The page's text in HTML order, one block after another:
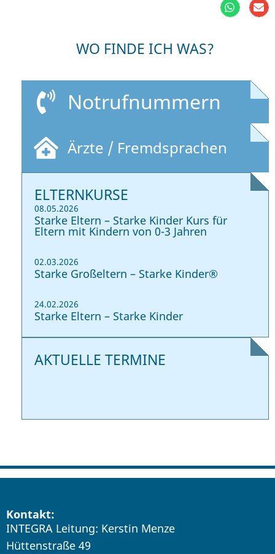
WO FINDE ICH WAS?
Notrufnummern
Ärzte / Fremdsprachen
ELTERNKURSE
08.05.2026
Starke Eltern – Starke Kinder Kurs für
Eltern mit Kindern von 0-3 Jahren
02.03.2026
Starke Großeltern – Starke Kinder®
24.02.2026
Starke Eltern – Starke Kinder
AKTUELLE TERMINE
Kontakt:
INTEGRA Leitung: Kerstin Menze
Hüttenstraße 49